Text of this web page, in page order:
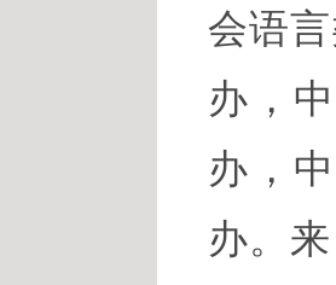
会语
办，
办，
办。